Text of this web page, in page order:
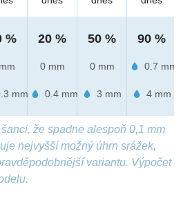
%
mm
20 %
0 mm
0.4 mm
50 %
0 mm
3 mm
90 %
0.7 mm
4 mm
že spadne alespoň 0,1 mm
nejvyšší možný úhrn srážek,
variantu. Výpočet